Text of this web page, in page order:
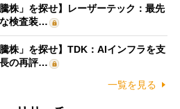
株」を探せ】レーザーテック：最先
検査装…
株」を探せ】TDK：AIインフラを支
の再評…
一覧を見る